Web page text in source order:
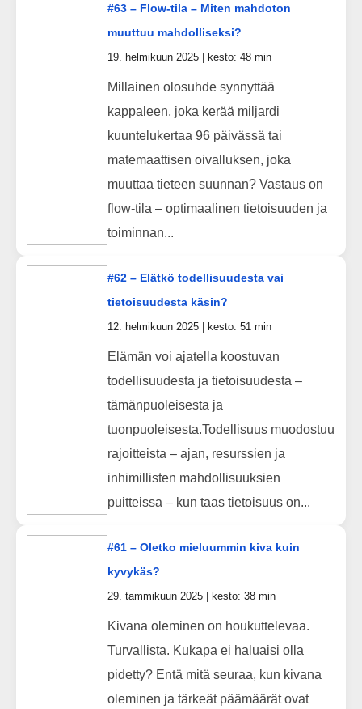
#63 – Flow-tila – Miten mahdoton
muuttuu mahdolliseksi?
19. helmikuun 2025 | kesto: 48 min
Millainen olosuhde synnyttää
kappaleen, joka kerää miljardi
kuuntelukertaa 96 päivässä tai
matemaattisen oivalluksen, joka
muuttaa tieteen suunnan? Vastaus on
flow-tila – optimaalinen tietoisuuden ja
toiminnan...
#62 – Elätkö todellisuudesta vai
tietoisuudesta käsin?
12. helmikuun 2025 | kesto: 51 min
Elämän voi ajatella koostuvan
todellisuudesta ja tietoisuudesta –
tämänpuoleisesta ja
tuonpuoleisesta.Todellisuus muodostuu
rajoitteista – ajan, resurssien ja
inhimillisten mahdollisuuksien
puitteissa – kun taas tietoisuus on...
#61 – Oletko mieluummin kiva kuin
kyvykäs?
29. tammikuun 2025 | kesto: 38 min
Kivana oleminen on houkuttelevaa.
Turvallista. Kukapa ei haluaisi olla
pidetty? Entä mitä seuraa, kun kivana
oleminen ja tärkeät päämäärät ovat